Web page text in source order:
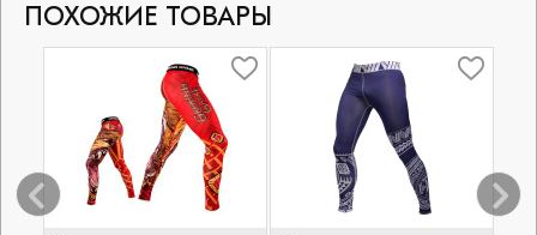
ПОХОЖИЕ ТОВАРЫ